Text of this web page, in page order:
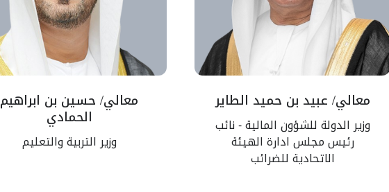
معالي/ عبيد بن حميد الطاير
وزير الدولة للشؤون المالية - نائب
رئيس مجلس ادارة الهيئة
الاتحادية للضرائب
معالي/ حسين بن ابراهيم
الحمادي
وزير التربية والتعليم